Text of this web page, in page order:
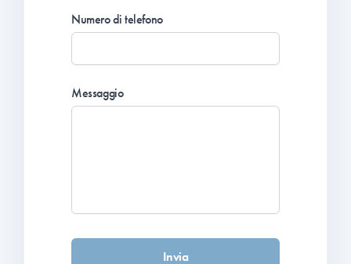
Numero di telefono
Messaggio
Invia